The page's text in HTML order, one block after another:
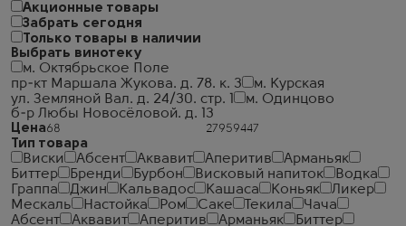
Акционные товары
Забрать сегодня
Только товары в наличии
Выбрать винотеку
м. Октябрьское Поле
пр-кт Маршала Жукова. д. 78. к. 3
м. Курская
ул. Земляной Вал. д. 24/30. стр. 1
м. Одинцово
б-р Любы Новосёловой. д. 13
Цена
Тип товара
Виски
Абсент Аквавит Аперитив
Арманьяк
Биттер
Бренди Бурбон Висковый напиток
Водка
Граппа
Джин Кальвадос Кашаса Коньяк
Ликер
Мескаль
Настойка Ром Саке Текила
Чача
Абсент
Аквавит Аперитив Арманьяк
Биттер